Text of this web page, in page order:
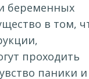
беременных
в том,
проходить
паники и